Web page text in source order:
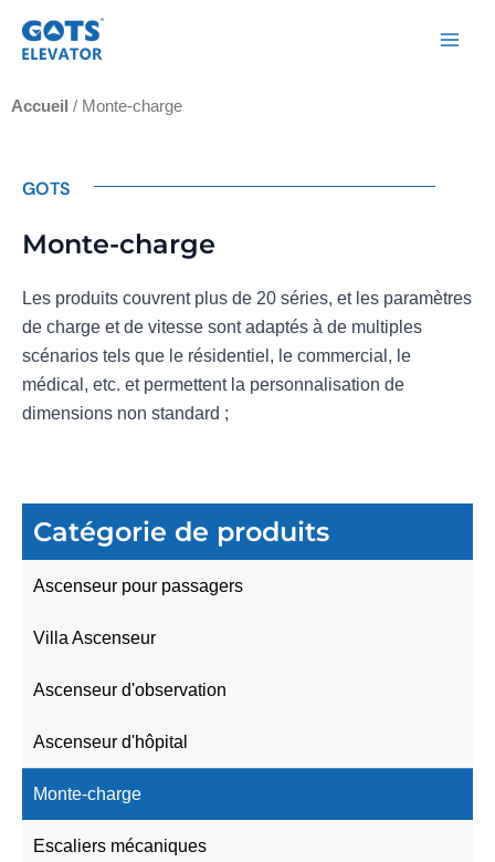
Accueil / Monte-charge
GOTS
Monte-charge
Les produits couvrent plus de 20 séries, et les paramètres
de charge et de vitesse sont adaptés à de multiples
scénarios tels que le résidentiel, le commercial, le
médical, etc. et permettent la personnalisation de
dimensions non standard ;
Catégorie de produits
Ascenseur pour passagers
Villa Ascenseur
Ascenseur d'observation
Ascenseur d'hôpital
Monte-charge
Escaliers mécaniques